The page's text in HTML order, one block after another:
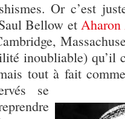
Or c’est
Bellow et
inoubliable) qu’il
tout à fait
se